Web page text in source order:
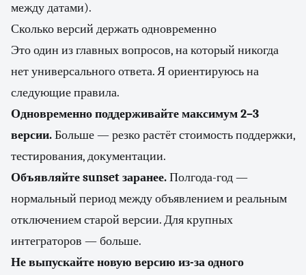
между датами).
Сколько версий держать одновременно
Это один из главных вопросов, на который никогда
нет универсального ответа. Я ориентируюсь на
следующие правила.
Одновременно поддерживайте максимум 2–3
версии.Больше — резко растёт стоимость поддержки,
тестирования, документации.
Объявляйте sunset заранее.Полгода-год —
нормальный период между объявлением и реальным
отключением старой версии. Для крупных
интеграторов — больше.
Не выпускайте новую версию из-за одного